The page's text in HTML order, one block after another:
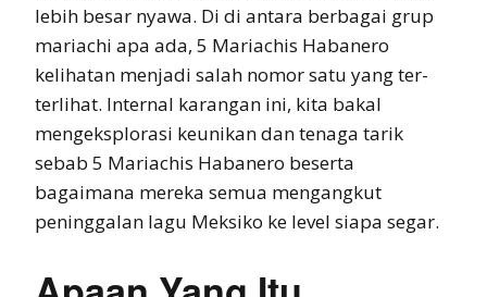
lebih besar nyawa. Di di antara berbagai grup
mariachi apa ada, 5 Mariachis Habanero
kelihatan menjadi salah nomor satu yang ter-
terlihat. Internal karangan ini, kita bakal
mengeksplorasi keunikan dan tenaga tarik
sebab 5 Mariachis Habanero beserta
bagaimana mereka semua mengangkut
peninggalan lagu Meksiko ke level siapa segar.